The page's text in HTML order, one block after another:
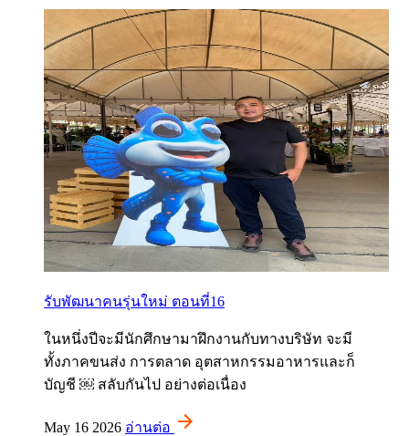
รับพัฒนาคนรุ่นใหม่ ตอนที่16
ในหนึ่งปีจะมีนักศึกษามาฝึกงานกับทางบริษัท จะมี
ทั้งภาคขนส่ง การตลาด อุตสาหกรรมอาหารและก็
บัญชี ￼ สลับกันไป อย่างต่อเนื่อง
May 16 2026 อ่านต่อ